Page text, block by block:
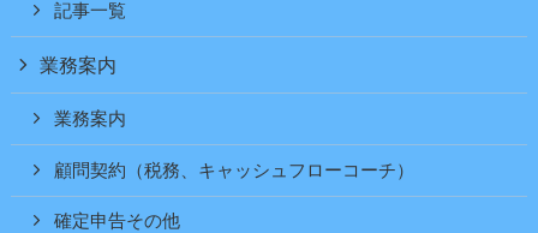
記事一覧
業務案内
業務案内
顧問契約（税務、キャッシュフローコーチ）
確定申告その他